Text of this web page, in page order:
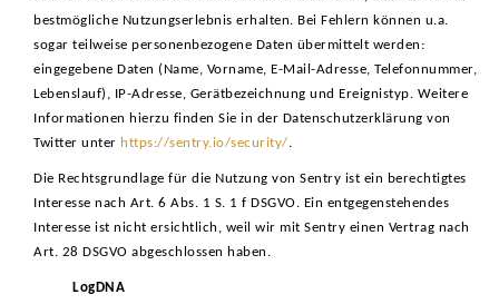
bestmögliche Nutzungserlebnis erhalten. Bei Fehlern können u.a.
sogar teilweise personenbezogene Daten übermittelt werden:
eingegebene Daten (Name, Vorname, E-Mail-Adresse, Telefonnummer,
Lebenslauf), IP-Adresse, Gerätbezeichnung und Ereignistyp. Weitere
Informationen hierzu finden Sie in der Datenschutzerklärung von
Twitter unter https://sentry.io/security/.
Die Rechtsgrundlage für die Nutzung von Sentry ist ein berechtigtes
Interesse nach Art. 6 Abs. 1 S. 1 f DSGVO. Ein entgegenstehendes
Interesse ist nicht ersichtlich, weil wir mit Sentry einen Vertrag nach
Art. 28 DSGVO abgeschlossen haben.
LogDNA